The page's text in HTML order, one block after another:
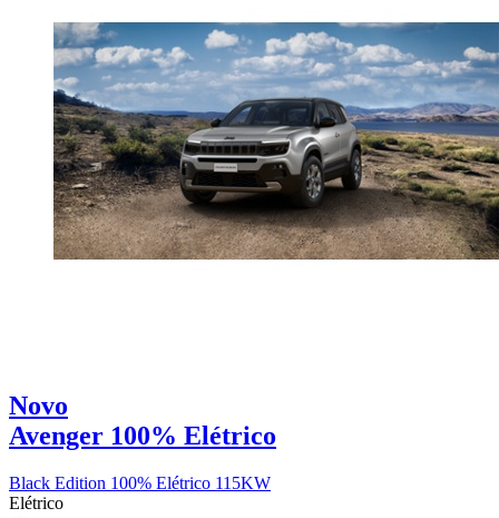
Novo
Avenger 100% Elétrico
Black Edition 100% Elétrico 115KW
Elétrico